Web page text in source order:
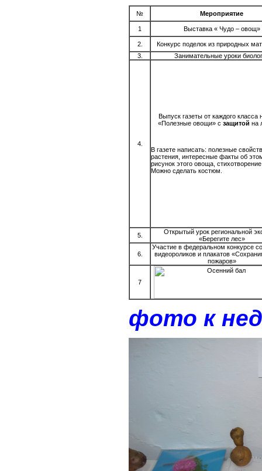
№ Мероприятие
1 Выставка « Чудо – овощ»
2.
Конкурс поделок из природных
3.
Занимательные уроки
4.
Выпуск газеты от каждого класса
«Полезные овощи» с защитой на
В газете написать: полезные
растения, интересные факты об
рисунок этого овоща,
Можно сделать костюм.
5.
Открытый урок региональной
«Берегите лес»
6.
Участие в федеральном конкурсе
видеороликов и плакатов
пожаров»
7
фото к